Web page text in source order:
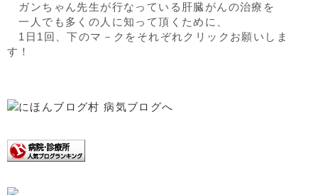
ガンちゃん先生が行なっている肝臓がんの治療を
一人でも多くの人に知って頂くために、
1日1回、下のマ－クをそれぞれクリックお願いしま
す！